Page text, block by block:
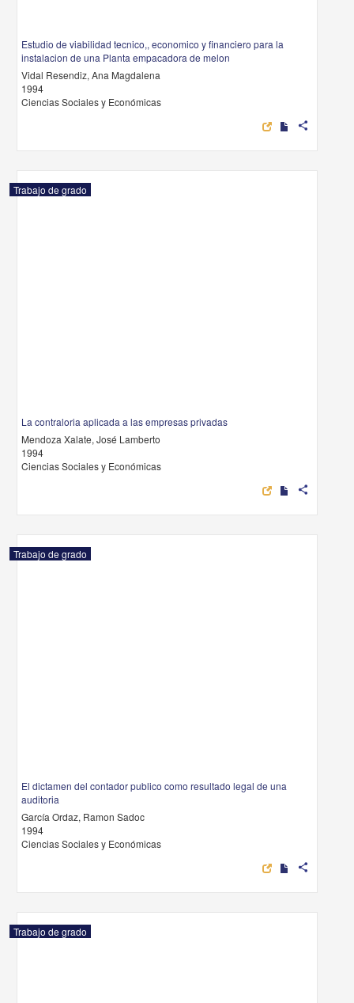
Estudio de viabilidad tecnico,, economico y financiero para la
instalacion de una Planta empacadora de melon
Vidal Resendiz, Ana Magdalena
1994
Ciencias Sociales y Económicas
share
Trabajo de grado
La contraloria aplicada a las empresas privadas
Mendoza Xalate, José Lamberto
1994
Ciencias Sociales y Económicas
share
Trabajo de grado
El dictamen del contador publico como resultado legal de una
auditoria
García Ordaz, Ramon Sadoc
1994
Ciencias Sociales y Económicas
share
Trabajo de grado